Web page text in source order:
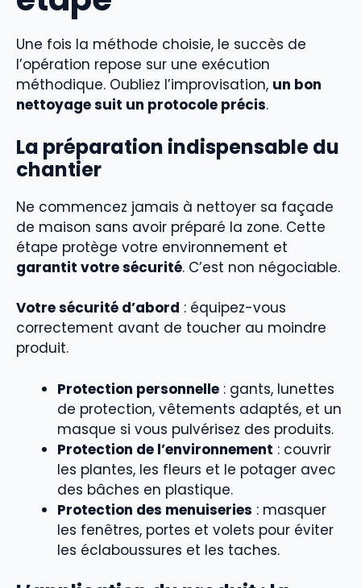
Une fois la méthode choisie, le succès de
l’opération repose sur une exécution
méthodique. Oubliez l’improvisation, un bon
nettoyage suit un protocole précis.
La préparation indispensable du
chantier
Ne commencez jamais à nettoyer sa façade
de maison sans avoir préparé la zone. Cette
étape protège votre environnement et
garantit votre sécurité. C’est non négociable.
Votre sécurité d’abord : équipez-vous
correctement avant de toucher au moindre
produit.
Protection personnelle : gants, lunettes
de protection, vêtements adaptés, et un
masque si vous pulvérisez des produits.
Protection de l’environnement : couvrir
les plantes, les fleurs et le potager avec
des bâches en plastique.
Protection des menuiseries : masquer
les fenêtres, portes et volets pour éviter
les éclaboussures et les taches.